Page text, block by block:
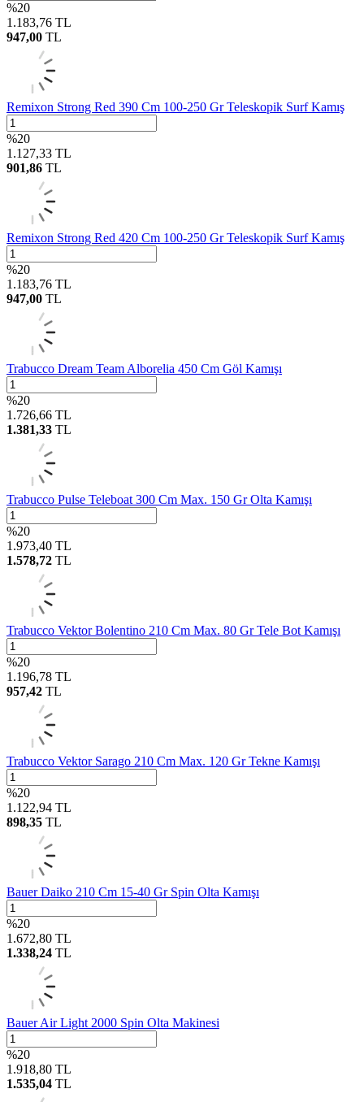
%20
1.183,76 TL
947,00 TL
Remixon Strong Red 390 Cm 100-250 Gr Teleskopik Surf Kamış
%20
1.127,33 TL
901,86 TL
Remixon Strong Red 420 Cm 100-250 Gr Teleskopik Surf Kamış
%20
1.183,76 TL
947,00 TL
Trabucco Dream Team Alborelia 450 Cm Göl Kamışı
%20
1.726,66 TL
1.381,33 TL
Trabucco Pulse Teleboat 300 Cm Max. 150 Gr Olta Kamışı
%20
1.973,40 TL
1.578,72 TL
Trabucco Vektor Bolentino 210 Cm Max. 80 Gr Tele Bot Kamışı
%20
1.196,78 TL
957,42 TL
Trabucco Vektor Sarago 210 Cm Max. 120 Gr Tekne Kamışı
%20
1.122,94 TL
898,35 TL
Bauer Daiko 210 Cm 15-40 Gr Spin Olta Kamışı
%20
1.672,80 TL
1.338,24 TL
Bauer Air Light 2000 Spin Olta Makinesi
%20
1.918,80 TL
1.535,04 TL